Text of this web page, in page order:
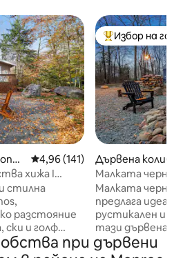
Средна оценка: 4,96 от 5,
4,96 (141)
хижа I
вана I
стилна
разстояние
и голф
предвид, че
и нямаме
Най-популярен
Избор на
Дървена колиба
Малката черна
вана/студена
Малката черна
предлага
рустикален и
тази дървена
създадем
можете да се
при дървени